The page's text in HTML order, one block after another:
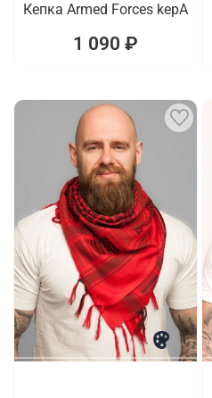
Кепка Armed Forces kepA
1 090 ₽
1